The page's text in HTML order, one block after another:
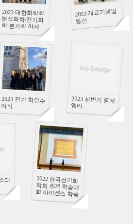
2023 대한화학회
분석화학/전기화
학 분과회 하계
심포지엄_1탄
2023 개교기념일
등산
2023 전기 학위수
여식
92195 No Image
2023 상반기 동계
엠티
92563
터 2022 한국전기화
학회 추계 학술대
회 아이센스 학술
상 수상
93045